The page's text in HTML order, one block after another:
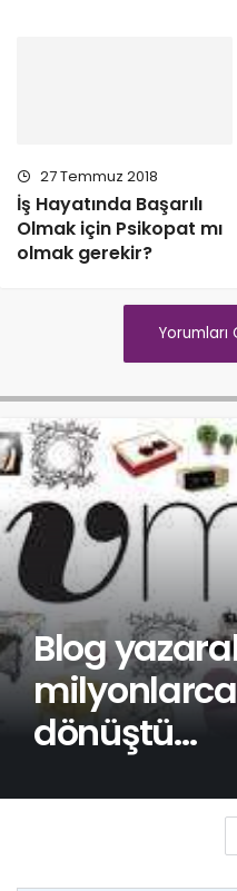
27 Temmuz 2018
İş Hayatında Başarılı
Olmak için Psikopat mı
olmak gerekir?
Blog
dönüştü…